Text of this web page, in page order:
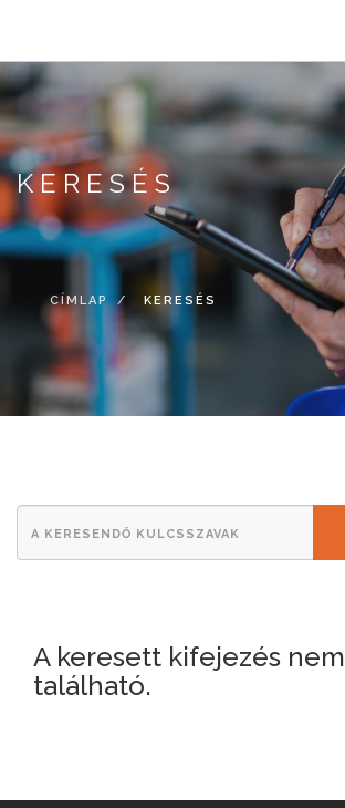
tartalomra
KERESÉS
CÍMLAP KERESÉS
keresendő
A keresett kifejezés nem
található.